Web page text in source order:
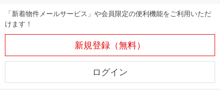
「新着物件メールサービス」や会員限定の便利機能をご利用いただ
けます！
新規登録（無料）
ログイン